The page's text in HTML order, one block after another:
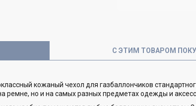
С ЭТИМ ТОВАРОМ
кожаный чехол для газбаллончиков
ремне, но и на самых разных предметах одежды и